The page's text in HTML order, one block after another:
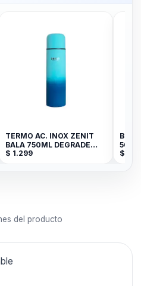
TERMO AC. INOX ZENIT
BALA 750ML DEGRADE
CE/AZ
$ 1.299
$
del producto